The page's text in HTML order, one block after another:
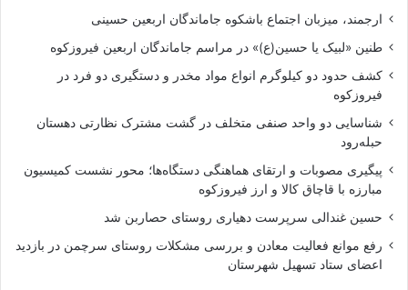
ارجمند، میزبان اجتماع باشکوه جاماندگان اربعین حسینی
طنین «لبیک یا حسین(ع)» در مراسم جاماندگان اربعین فیروزکوه
کشف حدود دو کیلوگرم انواع مواد مخدر و دستگیری دو فرد در
فیروزکوه
شناسایی دو واحد صنفی متخلف در گشت مشترک نظارتی دهستان
حبله‌رود
پیگیری مصوبات و ارتقای هماهنگی دستگاه‌ها؛ محور نشست کمیسیون
مبارزه با قاچاق کالا و ارز فیروزکوه
حسین غندالی سرپرست دهیاری روستای حصاربن شد
رفع موانع فعالیت معادن و بررسی مشکلات روستای سرچمن در بازدید
اعضای ستاد تسهیل شهرستان